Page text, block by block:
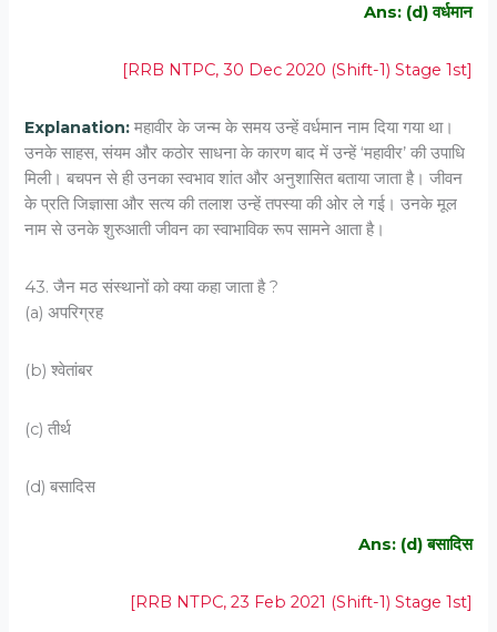
Ans: (d) वर्धमान
[RRB NTPC, 30 Dec 2020 (Shift-1) Stage 1st]
Explanation:महावीर के जन्म के समय उन्हें वर्धमान नाम दिया गया था।
उनके साहस, संयम और कठोर साधना के कारण बाद में उन्हें ‘महावीर’ की उपाधि
मिली। बचपन से ही उनका स्वभाव शांत और अनुशासित बताया जाता है। जीवन
के प्रति जिज्ञासा और सत्य की तलाश उन्हें तपस्या की ओर ले गई। उनके मूल
नाम से उनके शुरुआती जीवन का स्वाभाविक रूप सामने आता है।
43. जैन मठ संस्थानों को क्या कहा जाता है ?
(a) अपरिग्रह
(b) श्वेतांबर
(c) तीर्थ
(d) बसादिस
Ans: (d) बसादिस
[RRB NTPC, 23 Feb 2021 (Shift-1) Stage 1st]